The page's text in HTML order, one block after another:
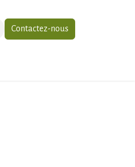
Contactez-nous